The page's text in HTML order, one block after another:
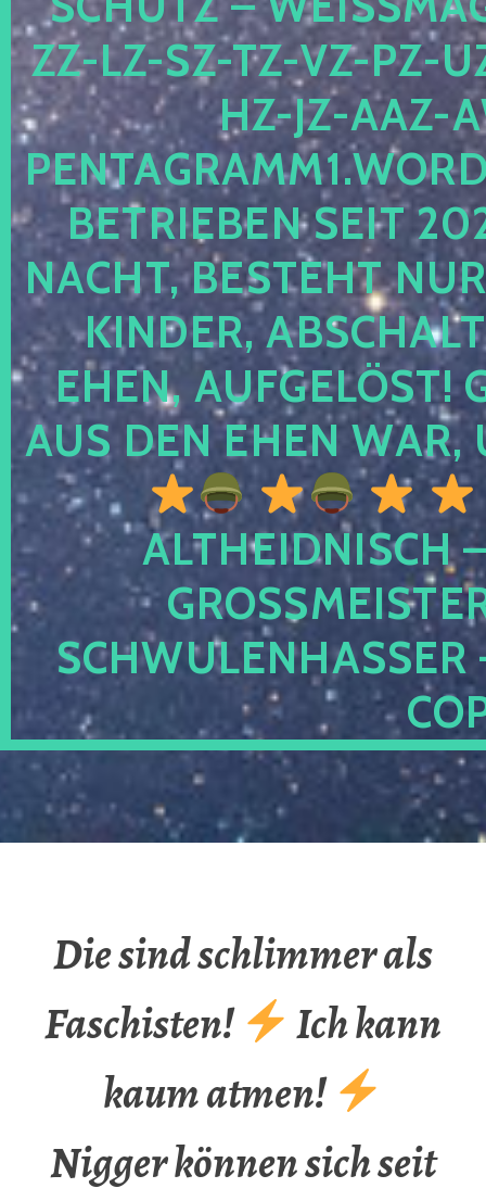
-LZ-SZ-TZ-VZ-PZ-UZ-
-JZ-AAZ-
TRIEBEN SEIT 2024
CHT, BESTEHT NUR
NDER,
EN, AUFGELÖST!
S DEN EHEN WAR,
ALTHEIDNISCH
CHWULENHASSER
Die sind schlimmer als
Faschisten!
Ich kann
kaum atmen!
Nigger können sich seit